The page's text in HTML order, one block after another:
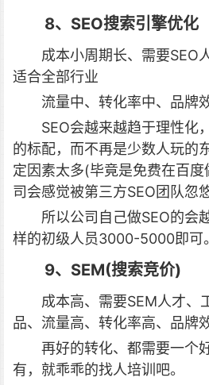
8、SEO搜索引擎优化
成本小周期长、需要SEO
适合全部行业
流量中、转化率中、品牌
SEO会越来越趋于理性化
的标配，而不再是少数人玩的
定因素太多(毕竟是免费在百
司会感觉被第三方SEO团队忽悠
所以公司自己做SEO的会
样的初级人员3000-5000即可
9、SEM(搜索竞价)
成本高、需要SEM人才、
品、流量高、转化率高、品牌
再好的转化、都需要一个
有，就乖乖的找人培训吧。